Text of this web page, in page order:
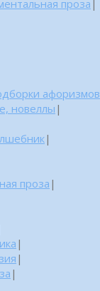
проза
афоризмов
новеллы |
|
проза |
|
|
|